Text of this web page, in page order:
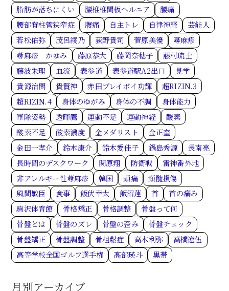
脂肪が落ちにくい
腰椎椎間板ヘルニア
腰痛
腰部脊柱管狭窄症
腹痛 自主トレ 自律神経
芸能人
若松佑弥
茂呂綾乃 荻野貴司 菅原美優
蕁麻疹
蕁麻疹 かゆみ
藤原恭大 藤岡奈穂子
藤村琉士
藤波朱理
血流 表参道 表参道駅A2出口
見学
貴源治関
貴賢神 赤田プレイボイ功輝
超RIZIN.3
超RIZIN.4
身体のゆがみ 身体の不調
身体能力
軍隊姿勢
透暉鷹 運動不足 運動神経
酸素
酸素不足
酸素濃度 金メダリスト
金正奎
金田一孝介
鈴木康介 鈴木愛佳子 鍋島秀源
長南亮
長時間のデスクワーク
関原翔 防衛戦
雷神番外地
非アレルギー性蕁麻疹
韓国 頭痛
頸髄損傷
風間敏臣
食事 飯伏幸太 飯沼蓮 首
首の痛み
駒沢体育館
骨格矯正 骨格調整
骨盤って何
骨盤とは
骨盤のズレ 骨盤の歪み
骨盤チェック
骨盤矯正
骨盤調整 骨粗鬆症 高木利弥
高橋遼伍
高等学校全国ゴルフ選手権
髙部瑛斗 黒帯
月別アーカイブ